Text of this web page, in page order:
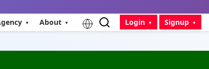
About Login Signup